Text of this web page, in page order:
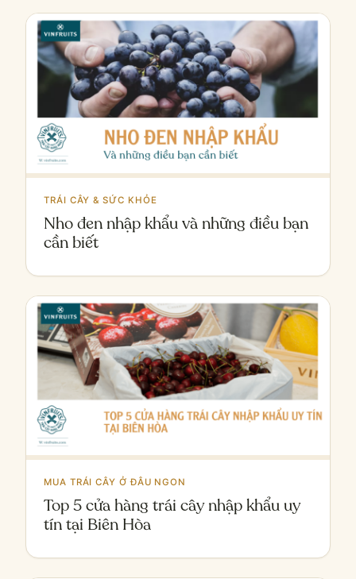
TRÁI CÂY & SỨC KHỎE
Nho đen nhập khẩu và những điều bạn
cần biết
MUA TRÁI CÂY Ở ĐÂU NGON
Top 5 cửa hàng trái cây nhập khẩu uy
tín tại Biên Hòa